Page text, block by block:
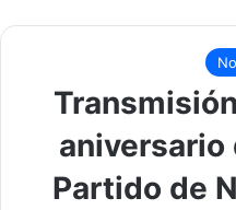
aniversario
Partido de